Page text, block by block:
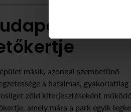
első
másik, azonnal szembetűnő
a hatalmas, gyakorlatilag
zöld kiterjesztéseként működő
amely mára a park egyik